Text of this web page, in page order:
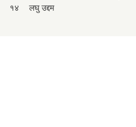
१४
लघु उद्दम